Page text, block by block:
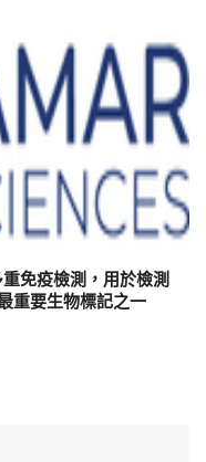
免疫檢測，用於檢測
重要生物標記之一